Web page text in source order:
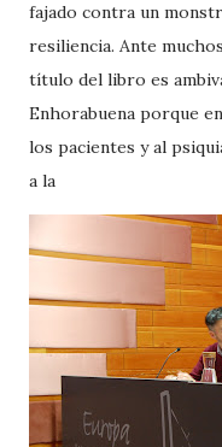
fajado contra un
resiliencia. Ante
título del libro es
Enhorabuena porque
los pacientes y al
a la